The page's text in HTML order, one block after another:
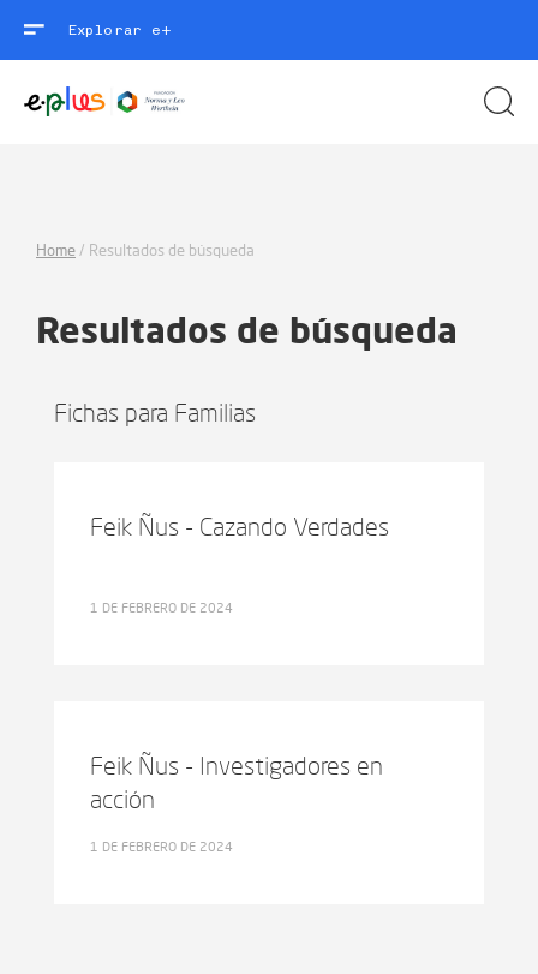
Explorar e+
Home / Resultados de búsqueda
Resultados de búsqueda
Fichas para Familias
Feik Ñus - Cazando Verdades
1 DE FEBRERO DE 2024
Feik Ñus - Investigadores en
acción
1 DE FEBRERO DE 2024